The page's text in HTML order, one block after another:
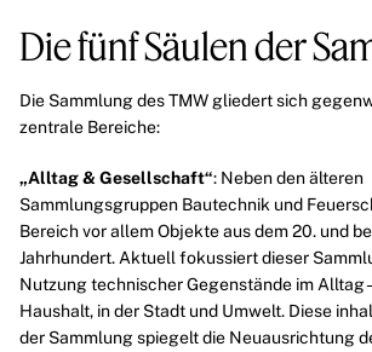
Die fünf Säulen der
Die Sammlung des TMW gliedert sich
zentrale Bereiche:
„Alltag & Gesellschaft“: Neben den älteren
Sammlungsgruppen Bautechnik und
Bereich vor allem Objekte aus dem 20. und
Jahrhundert. Aktuell fokussiert dieser
Nutzung technischer Gegenstände im Alltag
Haushalt, in der Stadt und Umwelt. Diese
der Sammlung spiegelt die Neuausrichtung